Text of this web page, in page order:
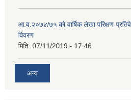
आ.व.२०७४/७५ को वार्षिक लेखा परिक्षण
विवरण
मिति: 07/11/2019 - 17:46
अन्य